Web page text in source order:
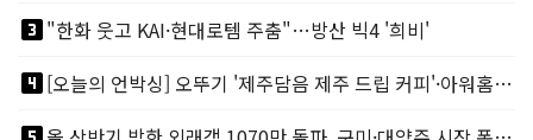
looks_3"한화 웃고 KAI·현대로템 주춤"…방산 빅4 '희비'
looks_4
[오늘의 언박싱] 오뚜기 '제주담음 제주 드립 커피'·아워홈 ‘갓석박지’ 外